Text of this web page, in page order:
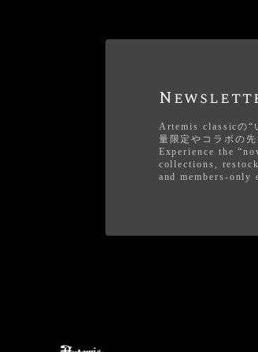
Artemis classicの“
量限定やコラボの
Experience the
collections,
and members-